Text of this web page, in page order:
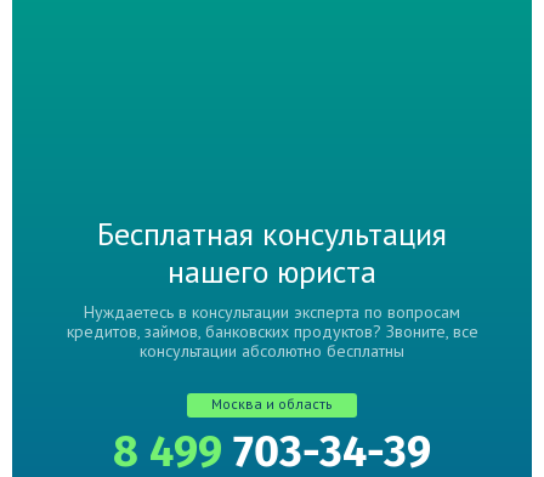
Бесплатная консультация
нашего юриста
Нуждаетесь в консультации эксперта по вопросам
кредитов, займов, банковских продуктов? Звоните, все
консультации абсолютно бесплатны
Москва и область
8 499 703-34-39